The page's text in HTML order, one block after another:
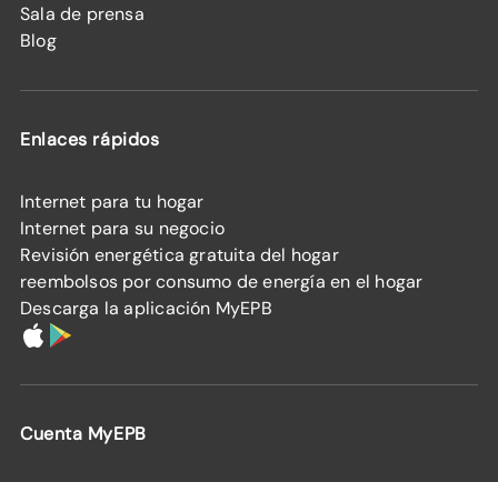
Sala de prensa
Blog
Enlaces rápidos
Internet para tu hogar
Internet para su negocio
Revisión energética gratuita del hogar
reembolsos por consumo de energía en el hogar
Descarga la aplicación MyEPB
Cuenta MyEPB